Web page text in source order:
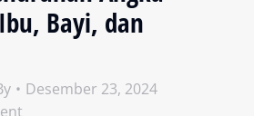
Bayi, dan
Desember 23, 2024